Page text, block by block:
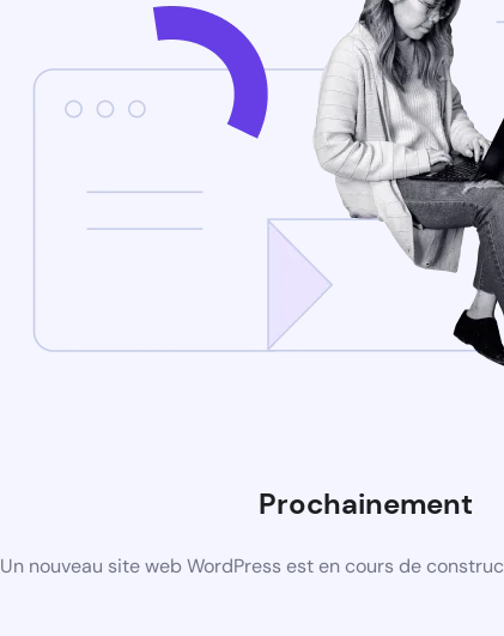
Prochainement
Un nouveau site web WordPress est en cours de